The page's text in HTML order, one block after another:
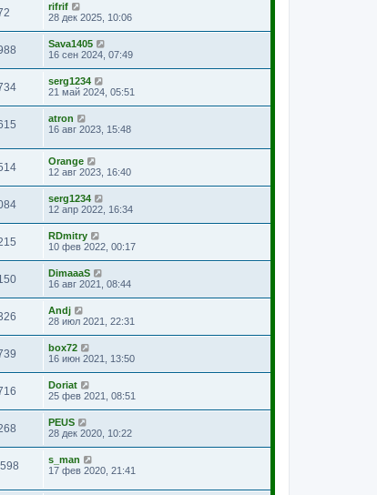
rifrif
28 дек 2025, 10:06
Sava1405
16 сен 2024, 07:49
serg1234
21 май 2024, 05:51
atron
16 авг 2023, 15:48
Orange
12 авг 2023, 16:40
serg1234
12 апр 2022, 16:34
RDmitry
10 фев 2022, 00:17
DimaaaS
16 авг 2021, 08:44
Andj
28 июл 2021, 22:31
box72
16 июн 2021, 13:50
Doriat
25 фев 2021, 08:51
PEUS
28 дек 2020, 10:22
s_man
17 фев 2020, 21:41